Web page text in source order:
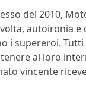
del 2010,
autoironia
i supereroi.
al loro
vincente